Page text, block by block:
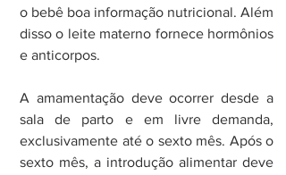
o bebê boa informação nutricional. Além
disso o leite materno fornece hormônios
e anticorpos.
A amamentação deve ocorrer desde a
sala de parto e em livre demanda,
exclusivamente até o sexto mês. Após o
sexto mês, a introdução alimentar deve